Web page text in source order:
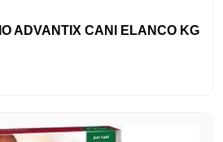
ADVANTIX CANI ELANCO KG